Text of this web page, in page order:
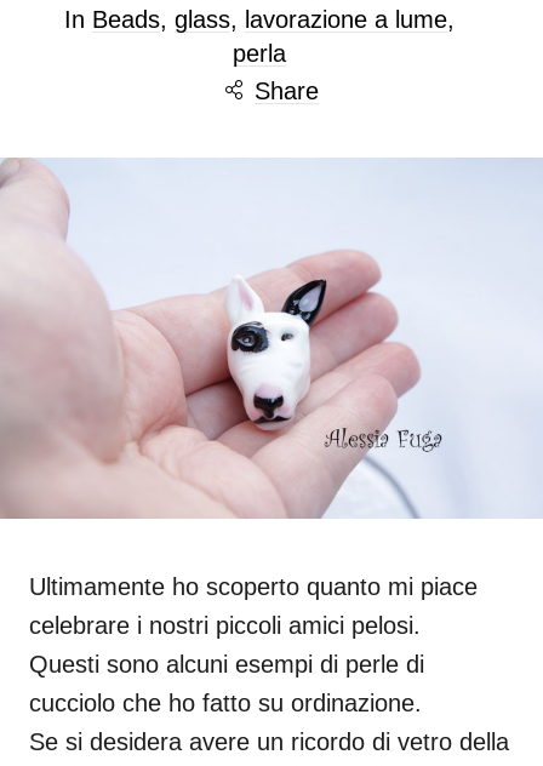
In Beads, glass, lavorazione a lume,
perla
Share
Ultimamente ho scoperto quanto mi piace
celebrare i nostri piccoli amici pelosi.
Questi sono alcuni esempi di perle di
cucciolo che ho fatto su ordinazione.
Se si desidera avere un ricordo di vetro della